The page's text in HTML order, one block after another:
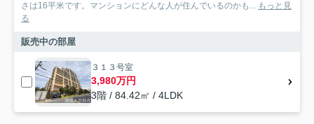
さは16平米です。マンションにどんな人が住んでいるのかも... もっと見
る
販売中の部屋
３１３号室
3,980万円
3階 / 84.42㎡ / 4LDK